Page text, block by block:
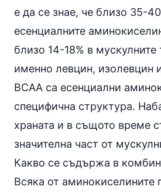
е да се знае, че близо 35-
есенциалните
близо 14-18% в мускулните
именно левцин, изолевцин
BCAA са есенциални
специфична структура.
храната и в същото време
значителна част от
Какво се съдържа в
Всяка от аминокиселините